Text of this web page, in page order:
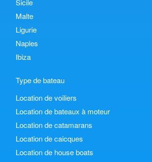
Sicile
Malte
Ligurie
Naples
Ibiza
Type de bateau
Location de voiliers
Location de bateaux à moteur
Location de catamarans
Location de caicques
Location de house boats